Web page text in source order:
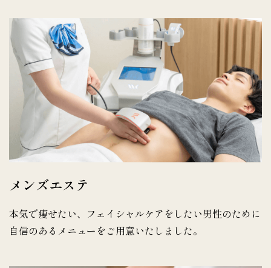
メンズエステ
本気で痩せたい、フェイシャルケアをしたい男性のために
自信のあるメニューをご用意いたしました。